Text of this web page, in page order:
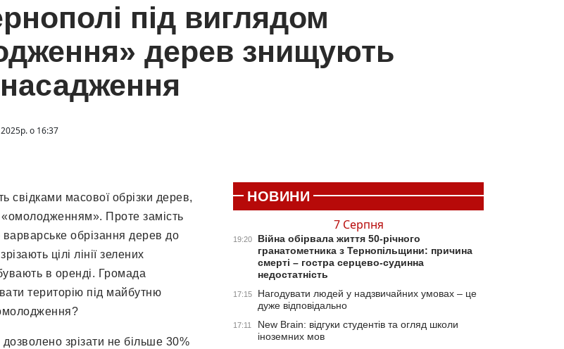
під виглядом
дерев знищують
насадження
о 16:37
свідками масової обрізки дерев,
«омолодженням». Проте замість
обрізання дерев до
цілі лінії зелених
в оренді. Громада
територію під майбутню
зрізати не більше 30%
НОВИНИ
7 Серпня
19:20
Війна обірвала життя 50-річного
гранатометника з Тернопільщини: причина
смерті – гостра серцево-судинна
недостатність
17:15
Нагодувати людей у надзвичайних умовах – це
дуже відповідально
17:11
New Brain: відгуки студентів та огляд школи
іноземних мов